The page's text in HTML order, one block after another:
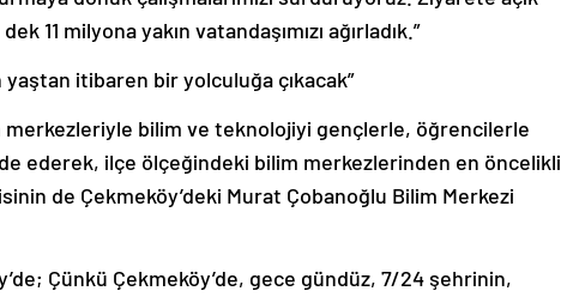
11 milyona yakın vatandaşımızı ağırladık.”
itibaren bir yolculuğa çıkacak”
merkezleriyle bilim ve teknolojiyi gençlerle, öğrencilerle
ederek, ilçe ölçeğindeki bilim merkezlerinden en öncelikli
de Çekmeköy’deki Murat Çobanoğlu Bilim Merkezi
Çünkü Çekmeköy’de, gece gündüz, 7/24 şehrinin,